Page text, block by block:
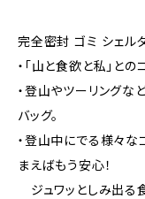
完全密封 ゴミ シェル
・「山と食欲と私」と
・登山やツーリングな
バッグ。
・登山中にでる様々な
まえばもう安心！
ジュワッとしみ出る